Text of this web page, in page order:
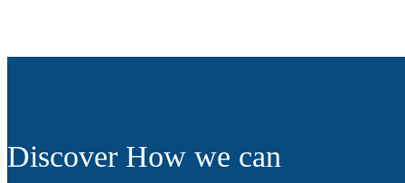
Discover How we can